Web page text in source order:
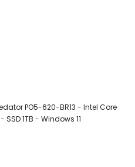
PO5-620-BR13 - Intel Core
SSD 1TB - Windows 11